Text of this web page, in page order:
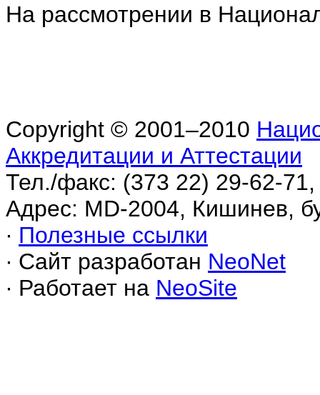
На рассмотрении в
Copyright © 2001–2010
Аккредитации и Аттестации
Тел./факс: (373 22) 29-62-
Адрес: MD-2004, Кишинев,
∙ Полезные ссылки
∙ Сайт разработан NeoNet
∙ Работает на NeoSite